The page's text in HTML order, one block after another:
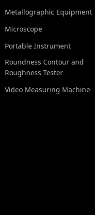
Metallographic Equipment
Microscope
Portable Instrument
Roundness Contour and
Roughness Tester
Video Measuring Machine